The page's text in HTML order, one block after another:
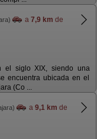
a 7,9 km de
el siglo XIX, siendo una
encuentra ubicada en el
(Co ...
a 9,1 km de